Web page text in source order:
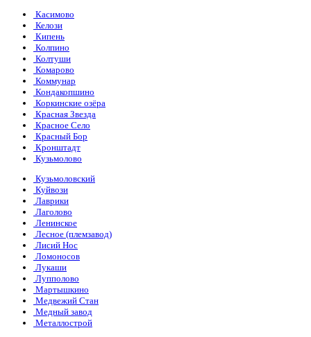
Касимово
Келози
Кипень
Колпино
Колтуши
Комарово
Коммунар
Кондакопшино
Коркинские озёра
Красная Звезда
Красное Село
Красный Бор
Кронштадт
Кузьмолово
Кузьмоловский
Куйвози
Лаврики
Лаголово
Ленинское
Лесное (племзавод)
Лисий Нос
Ломоносов
Лукаши
Лупполово
Мартышкино
Медвежий Стан
Медный завод
Металлострой